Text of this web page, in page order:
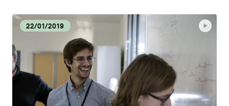
22/01/2019